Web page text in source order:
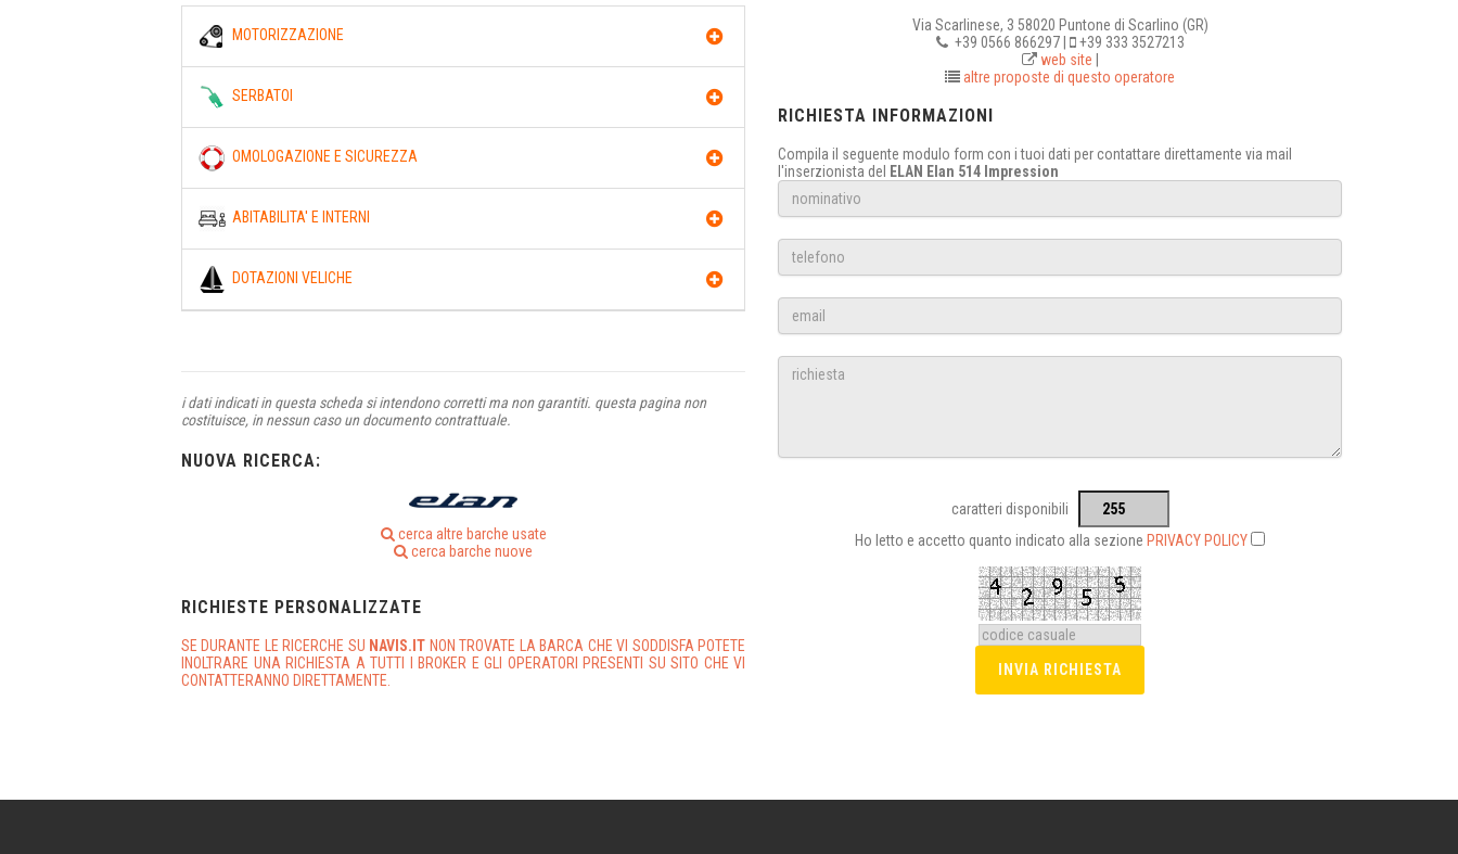
MOTORIZZAZIONE
SERBATOI
OMOLOGAZIONE E SICUREZZA
ABITABILITA' E INTERNI
DOTAZIONI VELICHE
i dati indicati in questa scheda si intendono corretti ma non garantiti. questa pagina non
costituisce, in nessun caso un documento contrattuale.
NUOVA RICERCA:
cerca altre barche usate
cerca barche nuove
RICHIESTE PERSONALIZZATE
SE DURANTE LE RICERCHE SU NAVIS.IT NON TROVATE LA BARCA CHE VI SODDISFA POTETE
INOLTRARE UNA RICHIESTA A TUTTI I BROKER E GLI OPERATORI PRESENTI SU SITO CHE VI
CONTATTERANNO DIRETTAMENTE.
Via Scarlinese, 3 58020 Puntone di Scarlino (GR)
+39 0566 866297 | +39 333 3527213
web site |
altre proposte di questo operatore
RICHIESTA INFORMAZIONI
Compila il seguente modulo form con i tuoi dati per contattare direttamente via mail
l'inserzionista del ELAN Elan 514 Impression
caratteri disponibili
Ho letto e accetto quanto indicato alla sezione PRIVACY POLICY